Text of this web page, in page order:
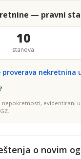
— pravni
10
stanova
proverava
nepokretnosti, evidentirani
o novim